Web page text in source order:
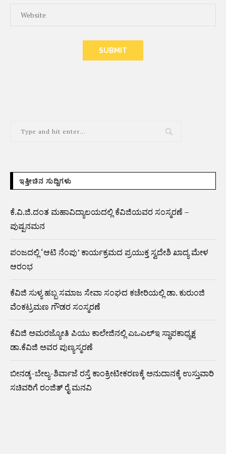
ಇತ್ತೀಚಿನ ಸುದ್ದಿಗಳು
ಕೆ.ವಿ.ಜಿ.ದಂತ ಮಹಾವಿದ್ಯಾಲಯದಲ್ಲಿ ಕೆವಿಜಿಯವರ ಸಂಸ್ಮರಣೆ –
ಪುಷ್ಪನಮನ
ಪಂಜದಲ್ಲಿ ‘ಆಟಿ ನೆಂಪು’ ಕಾರ್ಯಕ್ರಮದ ಪ್ರಯುಕ್ತ ಸ್ವದೇಶಿ ಖಾದ್ಯ ಮೇಳ
ಆರಂಭ
ಕೆವಿಜಿ ಸುಳ್ಯ ಹಬ್ಬ ಸಮಾಜ ಸೇವಾ ಸಂಘದ ಕಚೇರಿಯಲ್ಲಿ ಡಾ. ಕುರುಂಜಿ
ವೆಂಕಟ್ರಮಣ ಗೌಡರ ಸಂಸ್ಮರಣೆ
ಕೆವಿಜಿ ಅಮರಜ್ಯೋತಿ ಪಿಯು ಕಾಲೇಜಿನಲ್ಲಿ ಎಒಎಲ್ಇ ಸ್ಥಾಪಕಾಧ್ಯಕ್ಷ
ಡಾ.ಕೆವಿಜಿ ಅವರ ಪುಣ್ಯಸ್ಮರಣೆ
ಬೀನಡ್ಕ-ಬೇಲ್ಯ-ಶಿರ್ವಾಜೆ ರಸ್ತೆ ಕಾಂಕ್ರೀಟೀಕರಣಕ್ಕೆ ಅನುದಾನಕ್ಕೆ ಉಸ್ತುವಾರಿ
ಸಚಿವರಿಗೆ ರಂಜಿತ್ ರೈ ಮನವಿ